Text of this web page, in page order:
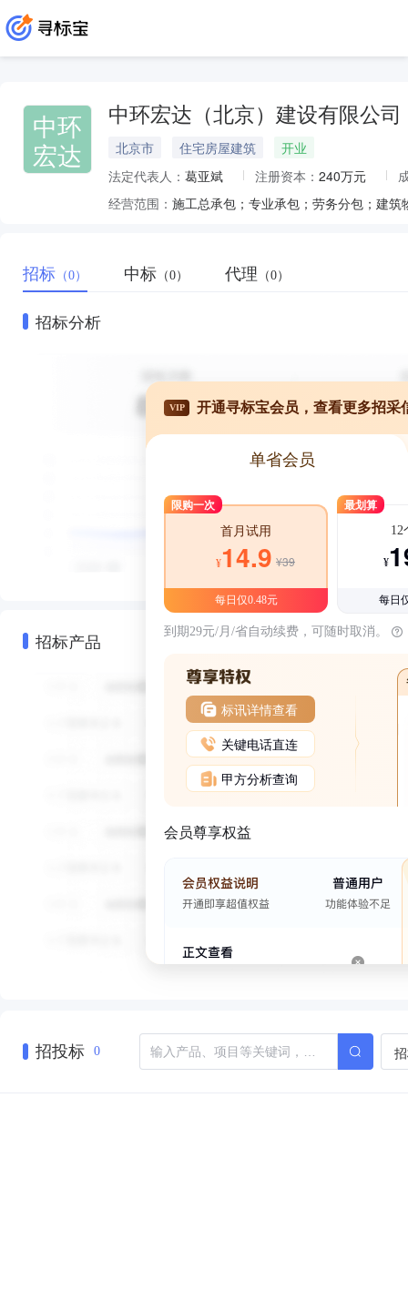
中环
宏达
中环宏达（北京）建设有限公司
北京市 住宅房屋建筑
开业
法定代表人： 葛亚斌 注册资本： 240万元
经营范围：
招标 （0） 中标 （0） 代理 （0）
招标分析
招标产品
VIP 开通寻标宝会员，查看更多招采
单省会员
限购一次
首月试用
¥14.9 ¥39
每日仅0.48元
最划算
12
¥
每日
到期29元/月/省自动续费，可随时取消。
标讯详情查看
关键电话直连
甲方分析查询
会员尊享权益
招投标 0